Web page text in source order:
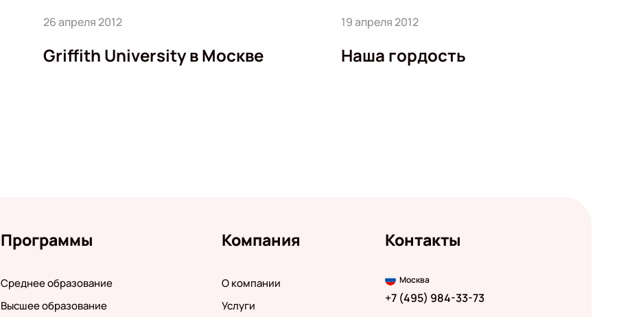
26 апреля 2012
Griffith University в Москве
19 апреля 2012
Наша гордость
Программы
Среднее образование
Высшее образование
Компания
О компании
Услуги
Контакты
Москва
+7 (495) 984-33-73